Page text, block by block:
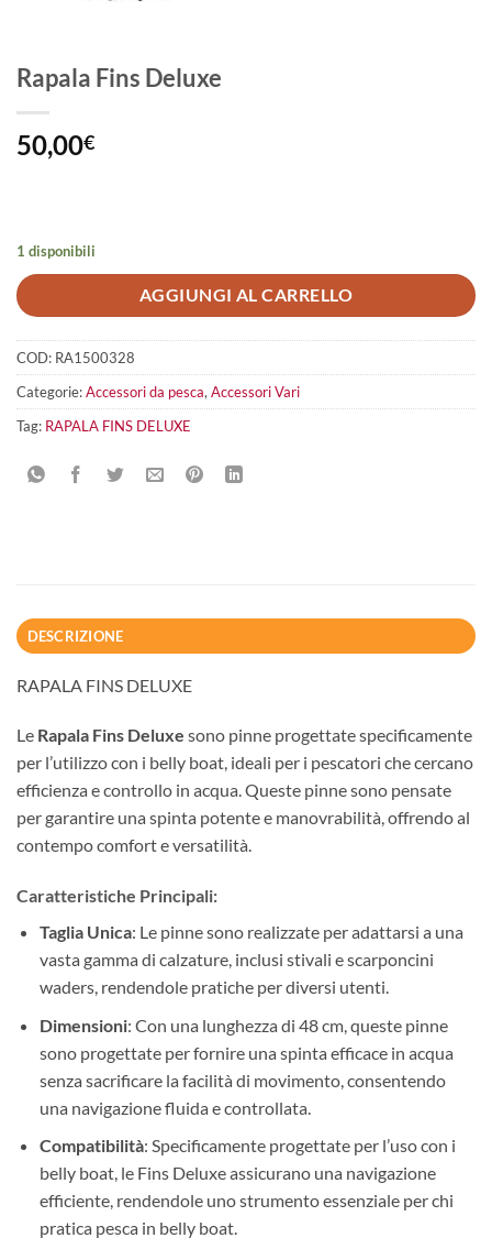
Rapala Fins Deluxe
50,00€
1 disponibili
AGGIUNGI AL CARRELLO
COD: RA1500328
Categorie:Accessori da pesca, Accessori Vari
Tag: RAPALA FINS DELUXE
DESCRIZIONE
RAPALA FINS DELUXE
Le Rapala Fins Deluxe sono pinne progettate specificamente
per l’utilizzo con i belly boat, ideali per i pescatori che cercano
efficienza e controllo in acqua. Queste pinne sono pensate
per garantire una spinta potente e manovrabilità, offrendo al
contempo comfort e versatilità.
Caratteristiche Principali:
Taglia Unica: Le pinne sono realizzate per adattarsi a una
vasta gamma di calzature, inclusi stivali e scarponcini
waders, rendendole pratiche per diversi utenti.
Dimensioni: Con una lunghezza di 48 cm, queste pinne
sono progettate per fornire una spinta efficace in acqua
senza sacrificare la facilità di movimento, consentendo
una navigazione fluida e controllata.
Compatibilità: Specificamente progettate per l’uso con i
belly boat, le Fins Deluxe assicurano una navigazione
efficiente, rendendole uno strumento essenziale per chi
pratica pesca in belly boat.